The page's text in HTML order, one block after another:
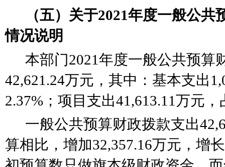
（五）关于2021年度一般公共
情况说明
本部门2021年度一般公共预算
42,621.24万元，其中：基本支出
2.37%；项目支出41,613.11万元，
一般公共预算财政拨款支出
算相比，增加32,357.16万元，增长